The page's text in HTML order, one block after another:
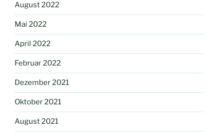
August 2022
Mai 2022
April 2022
Februar 2022
Dezember 2021
Oktober 2021
August 2021